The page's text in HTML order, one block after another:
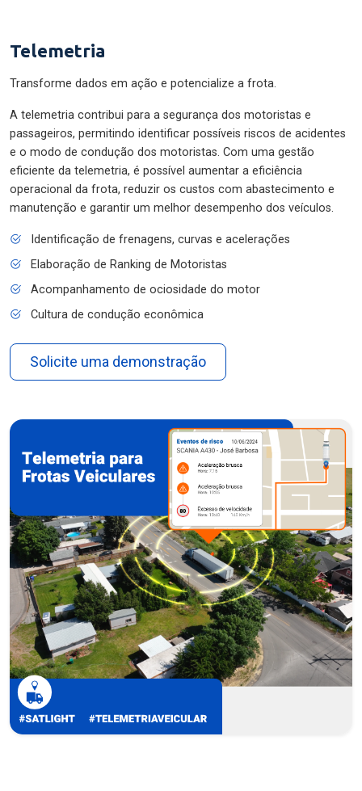
Telemetria
Transforme dados em ação e potencialize a frota.
A telemetria contribui para a segurança dos motoristas e
passageiros, permitindo identificar possíveis riscos de acidentes
e o modo de condução dos motoristas. Com uma gestão
eficiente da telemetria, é possível aumentar a eficiência
operacional da frota, reduzir os custos com abastecimento e
manutenção e garantir um melhor desempenho dos veículos.
Identificação de frenagens, curvas e acelerações
Elaboração de Ranking de Motoristas
Acompanhamento de ociosidade do motor
Cultura de condução econômica
Solicite uma demonstração